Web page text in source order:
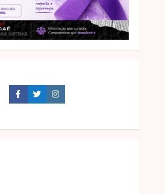
Facebook
TwitterInstagram